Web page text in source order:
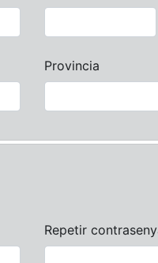
Provincia
Repetir